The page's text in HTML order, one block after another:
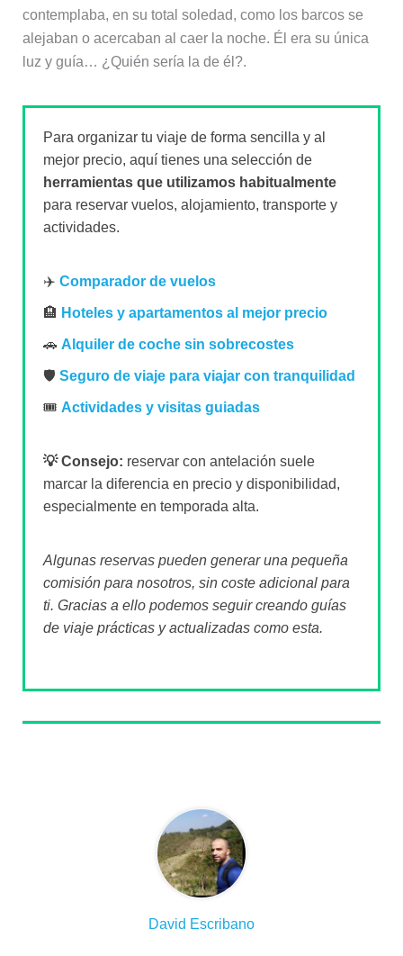
contemplaba, en su total soledad, como los barcos se
alejaban o acercaban al caer la noche. Él era su única
luz y guía… ¿Quién sería la de él?.
Para organizar tu viaje de forma sencilla y al
mejor precio, aquí tienes una selección de
herramientas que utilizamos habitualmente
para reservar vuelos, alojamiento, transporte y
actividades.
✈️ Comparador de vuelos
🏨 Hoteles y apartamentos al mejor precio
🚗 Alquiler de coche sin sobrecostes
🛡️ Seguro de viaje para viajar con tranquilidad
🎟️ Actividades y visitas guiadas
💡 Consejo: reservar con antelación suele
marcar la diferencia en precio y disponibilidad,
especialmente en temporada alta.
Algunas reservas pueden generar una pequeña
comisión para nosotros, sin coste adicional para
ti. Gracias a ello podemos seguir creando guías
de viaje prácticas y actualizadas como esta.
David Escribano